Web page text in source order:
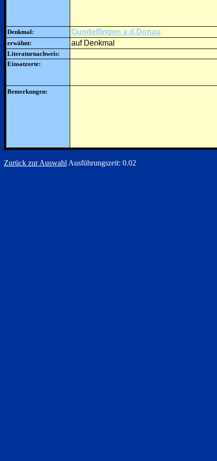
Denkmal: Gundelfingen a.d.Donau
erwähnt: auf Denkmal
Literaturnachweis:
Einsatzorte:
Bemerkungen:
Zurück zur Auswahl Ausführungszeit: 0.02